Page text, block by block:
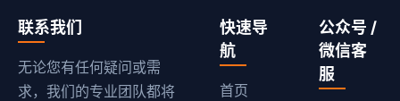
联系我们
无论您有任何疑问或需
求，我们的专业团队都将
快速导
航
首页
公众号 /
微信客
服